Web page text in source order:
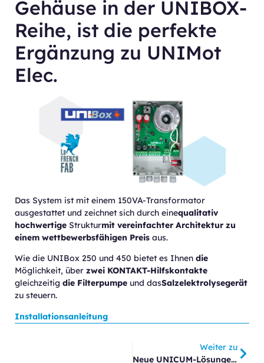
Gehäuse in der UNIBOX-
Reihe, ist die perfekte
Ergänzung zu UNIMot
Elec.
Das System ist mit einem 150VA-Transformator
ausgestattet und zeichnet sich durch einequalitativ
hochwertige Strukturmit vereinfachter Architektur zu
einem wettbewerbsfähigen Preis aus.
Wie die UNIBox 250 und 450 bietet es Ihnen die
Möglichkeit, über zwei KONTAKT-Hilfskontakte
gleichzeitig die Filterpumpe und dasSalzelektrolysegerät
zu steuern.
Installationsanleitung
Weiter zu
Neue UNICUM-Lösungen Für Installateure